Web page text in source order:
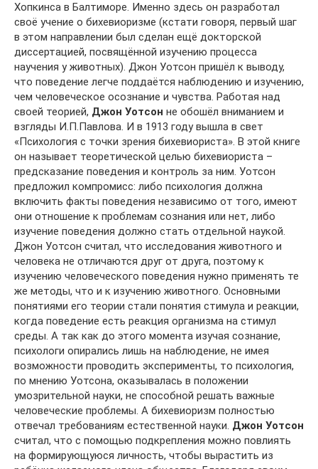
Хопкинса в Балтиморе. Именно здесь он разработал
своё учение о бихевиоризме (кстати говоря, первый шаг
в этом направлении был сделан ещё докторской
диссертацией, посвящённой изучению процесса
научения у животных). Джон Уотсон пришёл к выводу,
что поведение легче поддаётся наблюдению и изучению,
чем человеческое осознание и чувства. Работая над
своей теорией, Джон Уотсон не обошёл вниманием и
взгляды И.П.Павлова. И в 1913 году вышла в свет
«Психология с точки зрения бихевиориста». В этой книге
он называет теоретической целью бихевиориста –
предсказание поведения и контроль за ним. Уотсон
предложил компромисс: либо психология должна
включить факты поведения независимо от того, имеют
они отношение к проблемам сознания или нет, либо
изучение поведения должно стать отдельной наукой.
Джон Уотсон считал, что исследования животного и
человека не отличаются друг от друга, поэтому к
изучению человеческого поведения нужно применять те
же методы, что и к изучению животного. Основными
понятиями его теории стали понятия стимула и реакции,
когда поведение есть реакция организма на стимул
среды. А так как до этого момента изучая сознание,
психологи опирались лишь на наблюдение, не имея
возможности проводить эксперименты, то психология,
по мнению Уотсона, оказывалась в положении
умозрительной науки, не способной решать важные
человеческие проблемы. А бихевиоризм полностью
отвечал требованиям естественной науки. Джон Уотсон
считал, что с помощью подкрепления можно повлиять
на формирующуюся личность, чтобы вырастить из